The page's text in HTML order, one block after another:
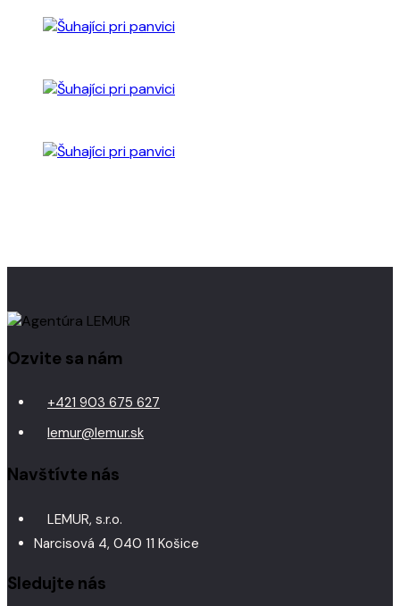
Ozvite sa nám
+421 903 675 627
lemur@lemur.sk
Navštívte nás
LEMUR, s.r.o.
Narcisová 4, 040 11 Košice
Sledujte nás